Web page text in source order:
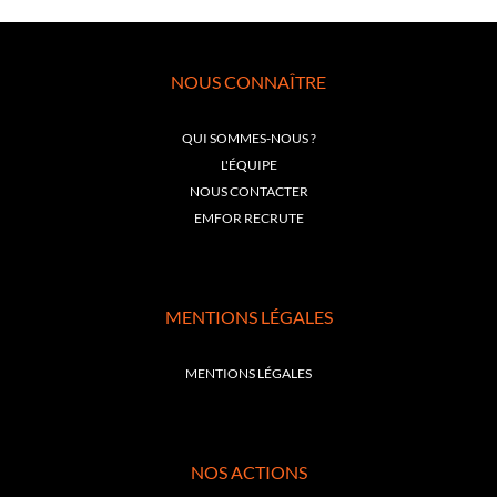
NOUS CONNAÎTRE
QUI SOMMES-NOUS ?
L'ÉQUIPE
NOUS CONTACTER
EMFOR RECRUTE
MENTIONS LÉGALES
MENTIONS LÉGALES
NOS ACTIONS